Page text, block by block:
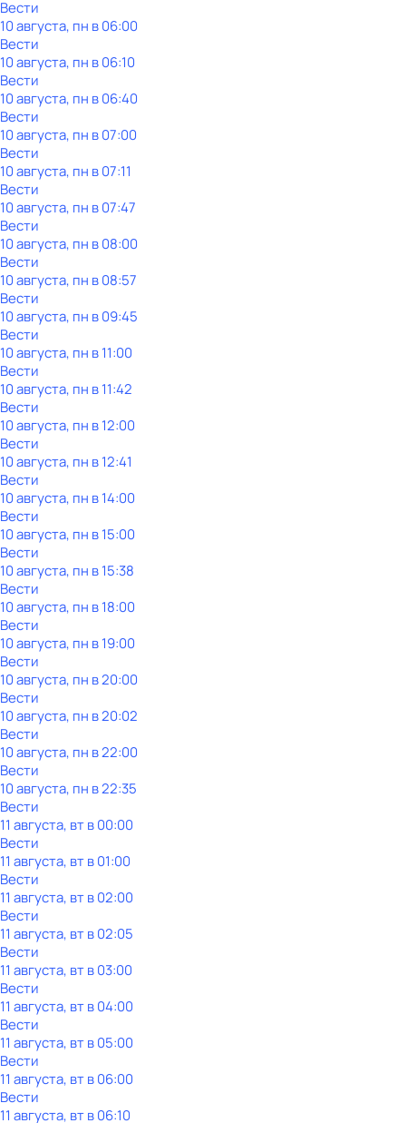
Вести
10 августа, пн в 06:00
Вести
10 августа, пн в 06:10
Вести
10 августа, пн в 06:40
Вести
10 августа, пн в 07:00
Вести
10 августа, пн в 07:11
Вести
10 августа, пн в 07:47
Вести
10 августа, пн в 08:00
Вести
10 августа, пн в 08:57
Вести
10 августа, пн в 09:45
Вести
10 августа, пн в 11:00
Вести
10 августа, пн в 11:42
Вести
10 августа, пн в 12:00
Вести
10 августа, пн в 12:41
Вести
10 августа, пн в 14:00
Вести
10 августа, пн в 15:00
Вести
10 августа, пн в 15:38
Вести
10 августа, пн в 18:00
Вести
10 августа, пн в 19:00
Вести
10 августа, пн в 20:00
Вести
10 августа, пн в 20:02
Вести
10 августа, пн в 22:00
Вести
10 августа, пн в 22:35
Вести
11 августа, вт в 00:00
Вести
11 августа, вт в 01:00
Вести
11 августа, вт в 02:00
Вести
11 августа, вт в 02:05
Вести
11 августа, вт в 03:00
Вести
11 августа, вт в 04:00
Вести
11 августа, вт в 05:00
Вести
11 августа, вт в 06:00
Вести
11 августа, вт в 06:10